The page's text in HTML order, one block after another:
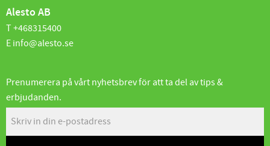
Alesto AB
T +468315400
E info@alesto.se
Prenumerera på vårt nyhetsbrev för att ta del av tips &
erbjudanden.